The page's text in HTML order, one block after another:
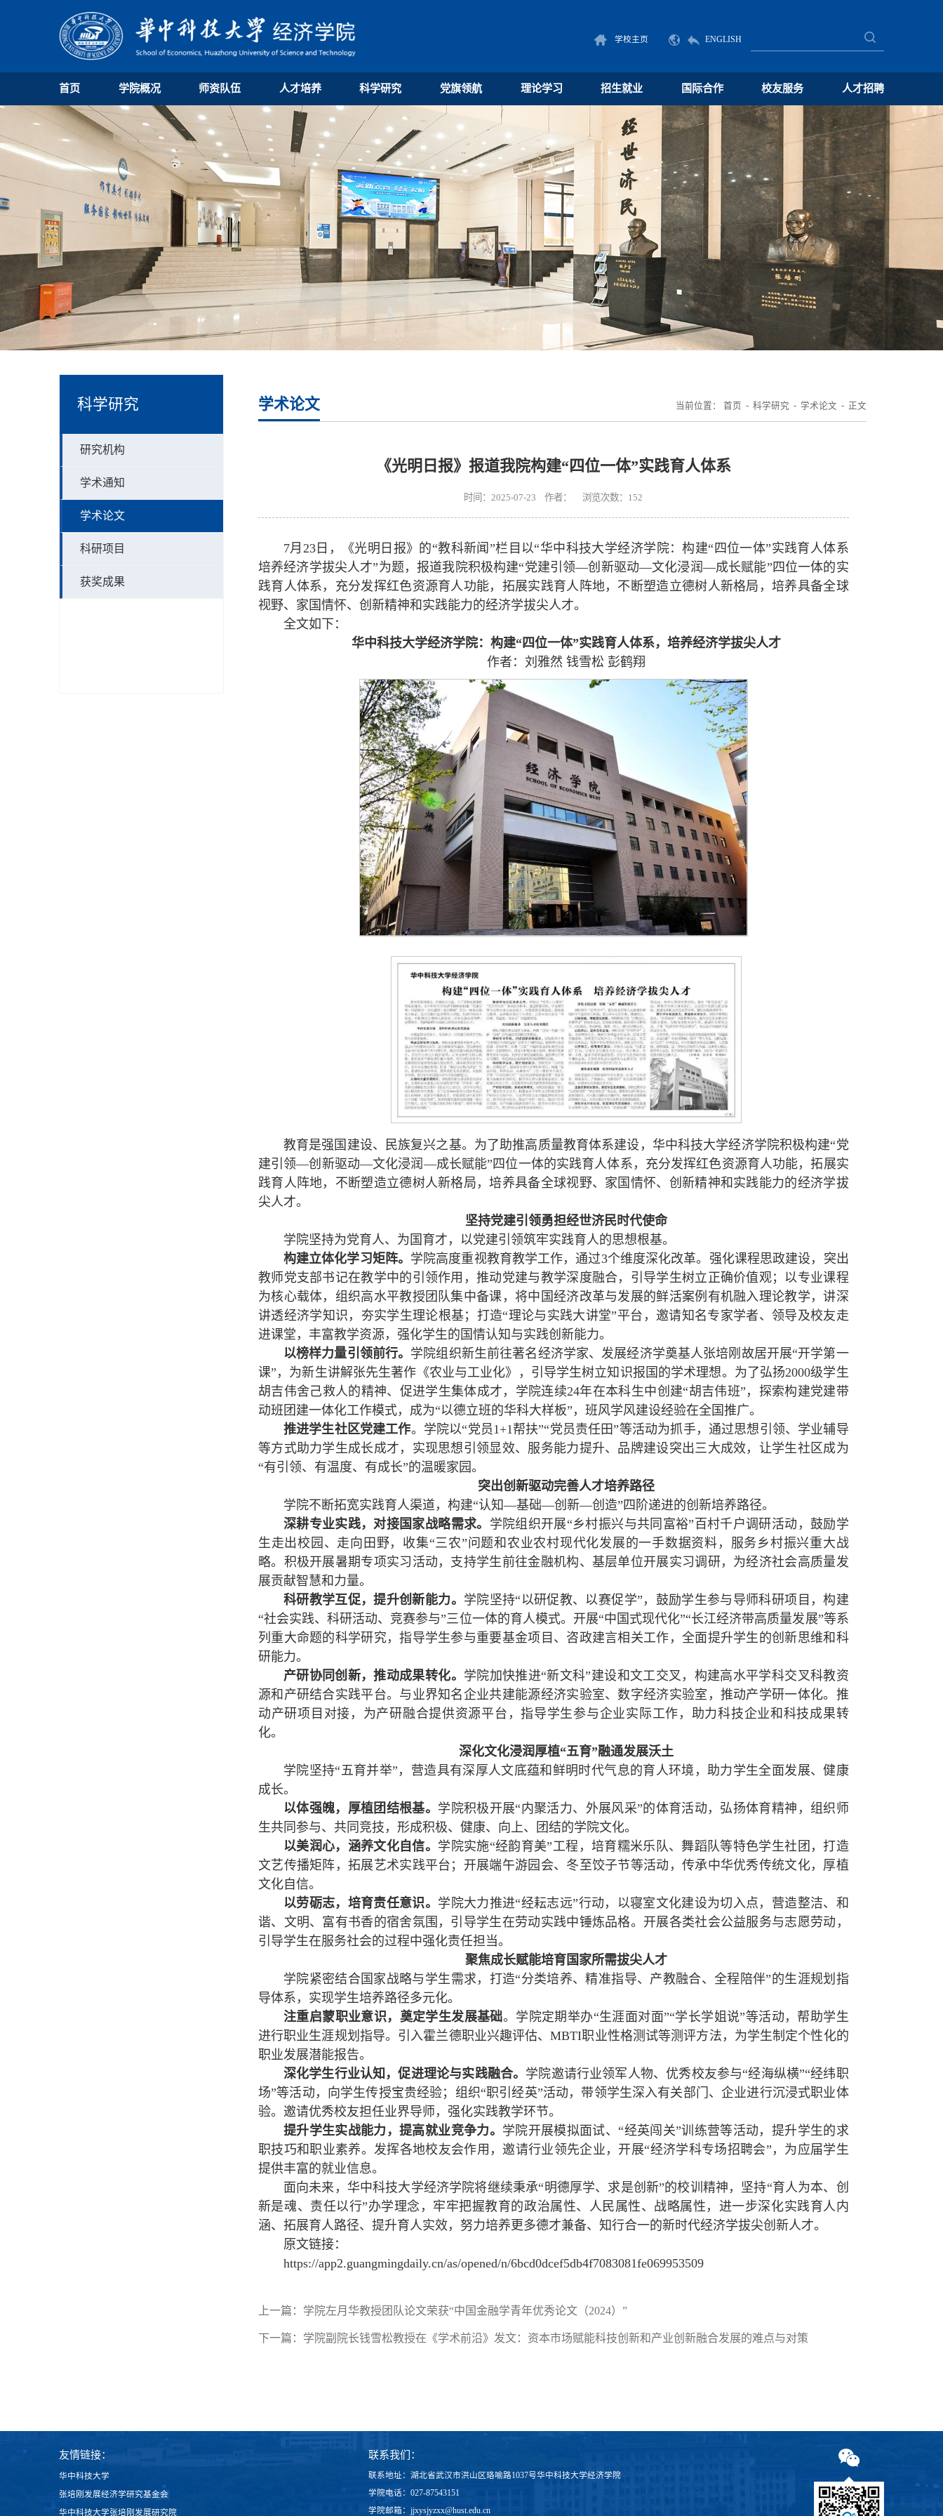
学校主页 ENGLISH
首页 学院概况 师资队伍 人才培养 科学研究 党旗领航 理论学习 招生就业 国际合作 校友服务 人才招聘
科学研究
研究机构
学术通知
学术论文
科研项目
获奖成果
学术论文 当前位置： 首页 - 科学研究 - 学术论文 - 正文
《光明日报》报道我院构建“四位一体”实践育人体系
时间：2025-07-23 作者： 浏览次数： 152
7月23日，《光明日报》的“教科新闻”栏目以“华中科技大学经济学院：构建“四位一体”实践育人体系
培养经济学拔尖人才”为题，报道我院积极构建“党建引领—创新驱动—文化浸润—成长赋能”四位一体的实
践育人体系，充分发挥红色资源育人功能，拓展实践育人阵地，不断塑造立德树人新格局，培养具备全球
视野、家国情怀、创新精神和实践能力的经济学拔尖人才。
全文如下：
华中科技大学经济学院：构建“四位一体”实践育人体系，培养经济学拔尖人才
作者：刘雅然 钱雪松 彭鹤翔
教育是强国建设、民族复兴之基。为了助推高质量教育体系建设，华中科技大学经济学院积极构建“党
建引领—创新驱动—文化浸润—成长赋能”四位一体的实践育人体系，充分发挥红色资源育人功能，拓展实
践育人阵地，不断塑造立德树人新格局，培养具备全球视野、家国情怀、创新精神和实践能力的经济学拔
尖人才。
坚持党建引领勇担经世济民时代使命
学院坚持为党育人、为国育才，以党建引领筑牢实践育人的思想根基。
构建立体化学习矩阵。 学院高度重视教育教学工作，通过3个维度深化改革。强化课程思政建设，突出
教师党支部书记在教学中的引领作用，推动党建与教学深度融合，引导学生树立正确价值观；以专业课程
为核心载体，组织高水平教授团队集中备课，将中国经济改革与发展的鲜活案例有机融入理论教学，讲深
讲透经济学知识，夯实学生理论根基；打造“理论与实践大讲堂”平台，邀请知名专家学者、领导及校友走
进课堂，丰富教学资源，强化学生的国情认知与实践创新能力。
以榜样力量引领前行。 学院组织新生前往著名经济学家、发展经济学奠基人张培刚故居开展“开学第一
课”，为新生讲解张先生著作《农业与工业化》，引导学生树立知识报国的学术理想。为了弘扬2000级学生
胡吉伟舍己救人的精神、促进学生集体成才，学院连续24年在本科生中创建“胡吉伟班”，探索构建党建带
动班团建一体化工作模式，成为“以德立班的华科大样板”，班风学风建设经验在全国推广。
推进学生社区党建工作。学院以“党员1+1帮扶”“党员责任田”等活动为抓手，通过思想引领、学业辅导
等方式助力学生成长成才，实现思想引领显效、服务能力提升、品牌建设突出三大成效，让学生社区成为
“有引领、有温度、有成长”的温暖家园。
突出创新驱动完善人才培养路径
学院不断拓宽实践育人渠道，构建“认知—基础—创新—创造”四阶递进的创新培养路径。
深耕专业实践，对接国家战略需求。 学院组织开展“乡村振兴与共同富裕”百村千户调研活动，鼓励学
生走出校园、走向田野，收集“三农”问题和农业农村现代化发展的一手数据资料，服务乡村振兴重大战
略。积极开展暑期专项实习活动，支持学生前往金融机构、基层单位开展实习调研，为经济社会高质量发
展贡献智慧和力量。
科研教学互促，提升创新能力。 学院坚持“以研促教、以赛促学”，鼓励学生参与导师科研项目，构建
“社会实践、科研活动、竞赛参与”三位一体的育人模式。开展“中国式现代化”“长江经济带高质量发展”等系
列重大命题的科学研究，指导学生参与重要基金项目、咨政建言相关工作，全面提升学生的创新思维和科
研能力。
产研协同创新，推动成果转化。 学院加快推进“新文科”建设和文工交叉，构建高水平学科交叉科教资
源和产研结合实践平台。与业界知名企业共建能源经济实验室、数字经济实验室，推动产学研一体化。推
动产研项目对接，为产研融合提供资源平台，指导学生参与企业实际工作，助力科技企业和科技成果转
化。
深化文化浸润厚植“五育”融通发展沃土
学院坚持“五育并举”，营造具有深厚人文底蕴和鲜明时代气息的育人环境，助力学生全面发展、健康
成长。
以体强魄，厚植团结根基。 学院积极开展“内聚活力、外展风采”的体育活动，弘扬体育精神，组织师
生共同参与、共同竞技，形成积极、健康、向上、团结的学院文化。
以美润心，涵养文化自信。 学院实施“经韵育美”工程，培育糯米乐队、舞蹈队等特色学生社团，打造
文艺传播矩阵，拓展艺术实践平台；开展端午游园会、冬至饺子节等活动，传承中华优秀传统文化，厚植
文化自信。
以劳砺志，培育责任意识。 学院大力推进“经耘志远”行动，以寝室文化建设为切入点，营造整洁、和
谐、文明、富有书香的宿舍氛围，引导学生在劳动实践中锤炼品格。开展各类社会公益服务与志愿劳动，
引导学生在服务社会的过程中强化责任担当。
聚焦成长赋能培育国家所需拔尖人才
学院紧密结合国家战略与学生需求，打造“分类培养、精准指导、产教融合、全程陪伴”的生涯规划指
导体系，实现学生培养路径多元化。
注重启蒙职业意识，奠定学生发展基础。学院定期举办“生涯面对面”“学长学姐说”等活动，帮助学生
进行职业生涯规划指导。引入霍兰德职业兴趣评估、MBTI职业性格测试等测评方法，为学生制定个性化的
职业发展潜能报告。
深化学生行业认知，促进理论与实践融合。 学院邀请行业领军人物、优秀校友参与“经海纵横”“经纬职
场”等活动，向学生传授宝贵经验；组织“职引经英”活动，带领学生深入有关部门、企业进行沉浸式职业体
验。邀请优秀校友担任业界导师，强化实践教学环节。
提升学生实战能力，提高就业竞争力。 学院开展模拟面试、“经英闯关”训练营等活动，提升学生的求
职技巧和职业素养。发挥各地校友会作用，邀请行业领先企业，开展“经济学科专场招聘会”，为应届学生
提供丰富的就业信息。
面向未来，华中科技大学经济学院将继续秉承“明德厚学、求是创新”的校训精神，坚持“育人为本、创
新是魂、责任以行”办学理念，牢牢把握教育的政治属性、人民属性、战略属性，进一步深化实践育人内
涵、拓展育人路径、提升育人实效，努力培养更多德才兼备、知行合一的新时代经济学拔尖创新人才。
原文链接：
https://app2.guangmingdaily.cn/as/opened/n/6bcd0dcef5db4f7083081fe069953509
上一篇： 学院左月华教授团队论文荣获“中国金融学青年优秀论文（2024）”
下一篇： 学院副院长钱雪松教授在《学术前沿》发文：资本市场赋能科技创新和产业创新融合发展的难点与对策
友情链接：
华中科技大学
张培刚发展经济学研究基金会
华中科技大学张培刚发展研究院
联系我们：
联系地址：湖北省武汉市洪山区珞喻路1037号华中科技大学经济学院
学院电话：027-87543151
学院邮箱：jjxysjyzxx@hust.edu.cn